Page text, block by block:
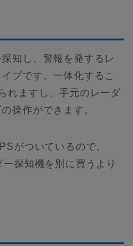
知し、警報を発するレ
プです。一体化するこ
れますし、手元のレーダ
操作ができます。
がついているので、
探知機を別に買うより